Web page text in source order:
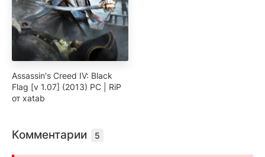
Assassin's Creed IV: Black
Flag [v 1.07] (2013) PC | RiP
от xatab
Комментарии 5